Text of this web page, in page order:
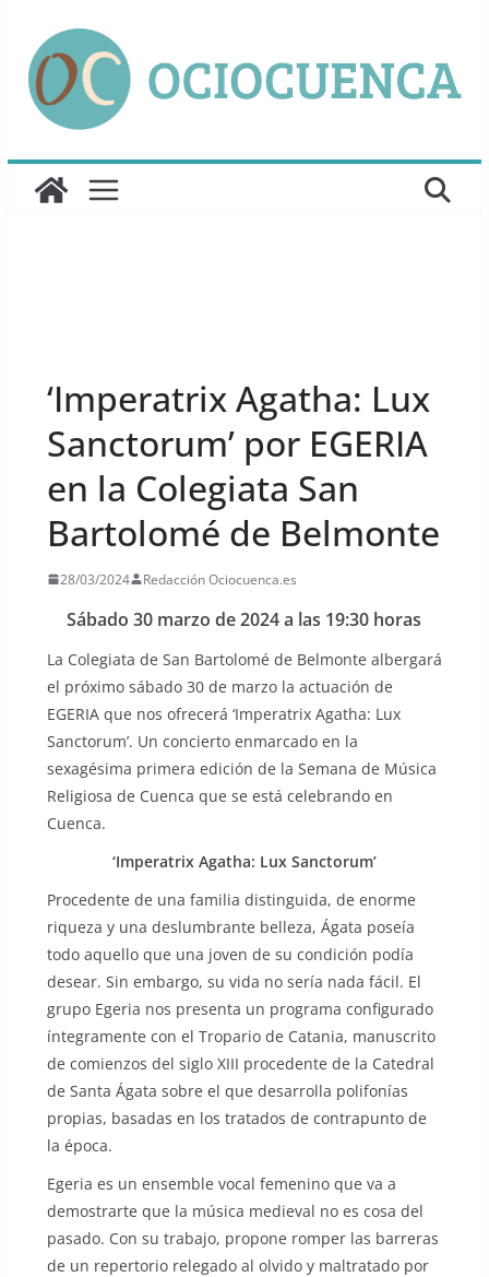
contenido
‘Imperatrix Agatha: Lux
Sanctorum’ por EGERIA
en la Colegiata San
Bartolomé de Belmonte
28/03/2024 Redacción Ociocuenca.es
Sábado 30 marzo de 2024 a las 19:30 horas
La Colegiata de San Bartolomé de Belmonte albergará
el próximo sábado 30 de marzo la actuación de
EGERIA que nos ofrecerá ‘Imperatrix Agatha: Lux
Sanctorum’. Un concierto enmarcado en la
sexagésima primera edición de la Semana de Música
Religiosa de Cuenca que se está celebrando en
Cuenca.
‘Imperatrix Agatha: Lux Sanctorum’
Procedente de una familia distinguida, de enorme
riqueza y una deslumbrante belleza, Ágata poseía
todo aquello que una joven de su condición podía
desear. Sin embargo, su vida no sería nada fácil. El
grupo Egeria nos presenta un programa configurado
íntegramente con el Tropario de Catania, manuscrito
de comienzos del siglo XIII procedente de la Catedral
de Santa Ágata sobre el que desarrolla polifonías
propias, basadas en los tratados de contrapunto de
la época.
Egeria es un ensemble vocal femenino que va a
demostrarte que la música medieval no es cosa del
pasado. Con su trabajo, propone romper las barreras
de un repertorio relegado al olvido y maltratado por